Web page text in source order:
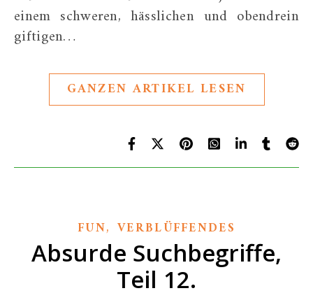
einem schweren, hässlichen und obendrein
giftigen…
GANZEN ARTIKEL LESEN
FUN, VERBLÜFFENDES
Absurde Suchbegriffe,
Teil 12.